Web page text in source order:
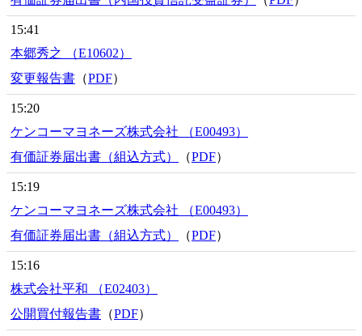
15:41
本郷秀之 （E10602）
変更報告書 （PDF）
15:20
ケンコーマヨネーズ株式会社 （E00493）
有価証券届出書（組込方式）
（PDF）
15:19
ケンコーマヨネーズ株式会社 （E00493）
有価証券届出書（組込方式）
（PDF）
15:16
株式会社平和 （E02403）
公開買付報告書 （PDF）